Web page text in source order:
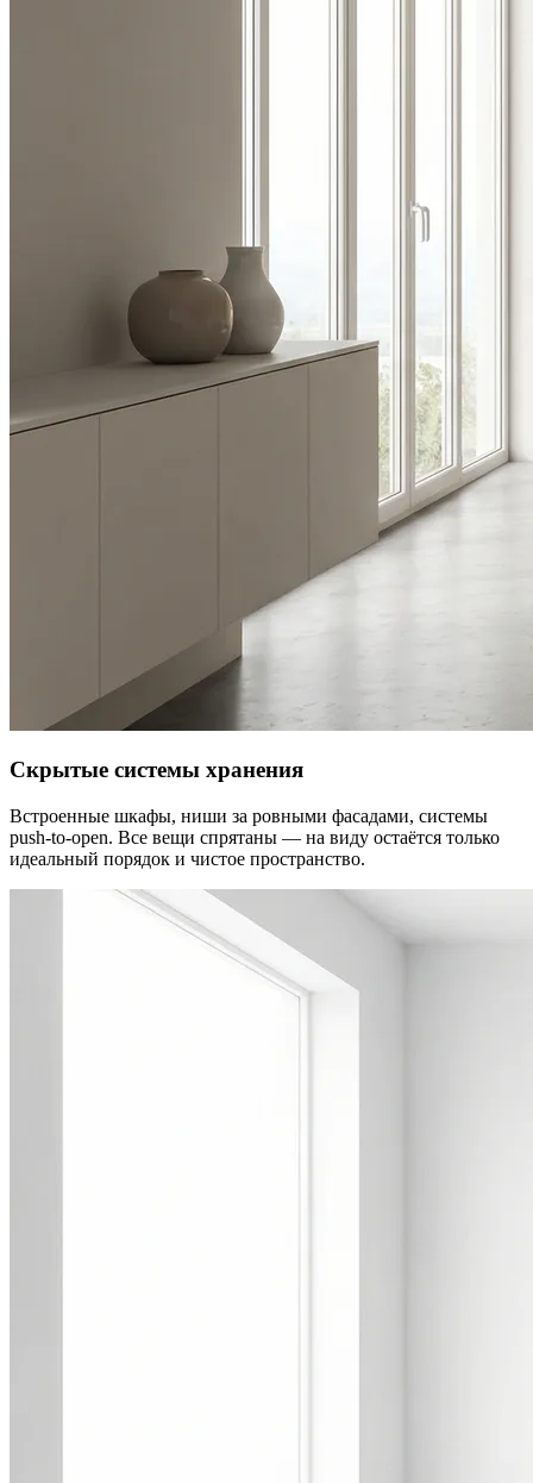
Скрытые системы хранения
Встроенные шкафы, ниши за ровными фасадами, системы
push-to-open. Все вещи спрятаны — на виду остаётся только
идеальный порядок и чистое пространство.